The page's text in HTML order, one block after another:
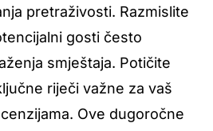
pretraživosti. Razmislite
gosti često
smještaja. Potičite
riječi važne za vaš
Ove dugoročne